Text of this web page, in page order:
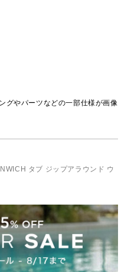
グやパーツなどの一部仕様が画像
タブ ジップアラウンド ウ